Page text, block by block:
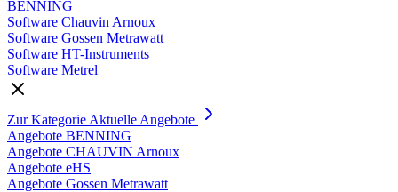
BENNING
Software Chauvin Arnoux
Software Gossen Metrawatt
Software HT-Instruments
Software Metrel
Zur Kategorie Aktuelle Angebote
Angebote BENNING
Angebote CHAUVIN Arnoux
Angebote eHS
Angebote Gossen Metrawatt